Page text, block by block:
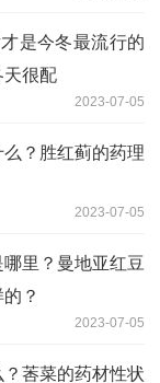
是今冬最流行的
天很配
2023-07-05
？胜红蓟的药理
2023-07-05
里？曼地亚红豆
？
2023-07-05
莕菜的药材性状